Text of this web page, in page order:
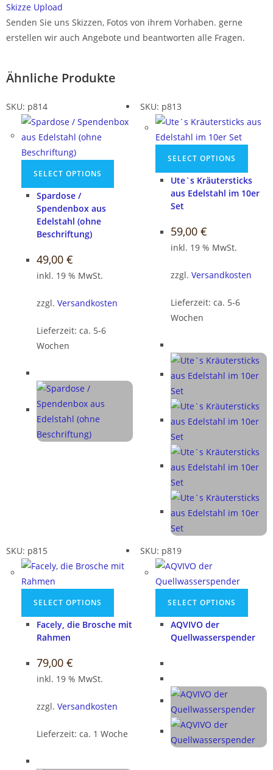
Skizze Upload
Senden Sie uns Skizzen, Fotos von ihrem Vorhaben. gerne
erstellen wir auch Angebote und beantworten alle Fragen.
Ähnliche Produkte
SKU: p814
SELECT OPTIONS
Spardose /
Spendenbox aus
Edelstahl (ohne
Beschriftung)
49,00 €
inkl. 19 % MwSt.
zzgl. Versandkosten
Lieferzeit: ca. 5-6
Wochen
SKU: p813
SELECT OPTIONS
Ute`s Kräutersticks
aus Edelstahl im 10er
Set
59,00€
inkl. 19 % MwSt.
zzgl.Versandkosten
Lieferzeit:ca. 5-6
Wochen
SKU: p815
SELECT OPTIONS
Facely, die Brosche mit
Rahmen
79,00 €
inkl. 19 % MwSt.
zzgl. Versandkosten
Lieferzeit: ca. 1 Woche
SKU: p819
SELECT OPTIONS
AQVIVO der
Quellwasserspender